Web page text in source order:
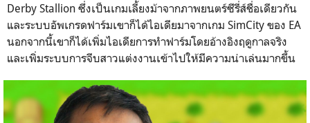
Derby Stallion ซึ่งเป็นเกมเลี้ยงม้าจากภาพยนตร์ซีรี่ส์ชื่อเดียวกัน
และระบบอัพเกรดฟาร์มเขาก็ได้ไอเดียมาจากเกม SimCity ของ EA
นอกจากนี้เขาก็ได้เพิ่มไอเดียการทำฟาร์มโดยอ้างอิงฤดูกาลจริง
และเพิ่มระบบการจีบสาวแต่งงานเข้าไปให้มีความน่าเล่นมากขึ้น